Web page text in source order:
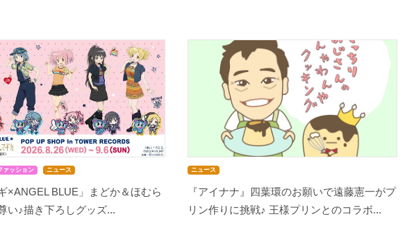
ァッション ニュース
×ANGEL BLUE」まどか＆ほむら
い♪描き下ろしグッズ...
ニュース
『アイナナ』四葉環のお願いで遠藤憲一がプ
リン作りに挑戦♪ 王様プリンとのコラボ...